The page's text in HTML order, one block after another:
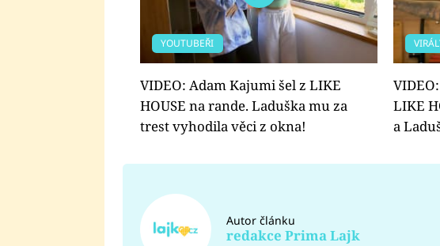
YOUTUBEŘI
VIDEO: Adam Kajumi šel z LIKE
HOUSE na rande. Laduška mu za
trest vyhodila věci z okna!
LIKE
a
Autor článku
redakce Prima Lajk